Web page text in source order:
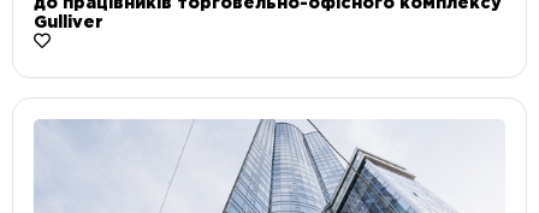
до працівників торговельно-офісного комплексу
Gulliver